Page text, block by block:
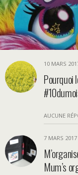
10 MARS
Pourquoi
AUCUNE
7 MARS 2017
Mum’s